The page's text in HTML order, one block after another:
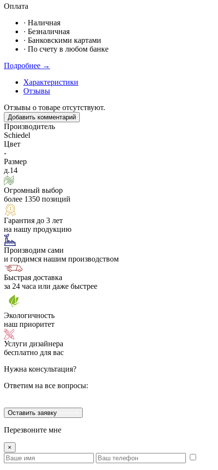
Оплата
· Наличная
· Безналичная
· Банковскими картами
· По счету в любом банке
Подробнее →
Характеристики
Отзывы
Отзывы о товаре отсутствуют.
Добавить комментарий
Производитель
Schiedel
Цвет
-
Размер
д.14
Огромный выбор
более 1350 позиций
Гарантия до 3 лет
на нашу продукцию
Производим сами
и гордимся нашим производством
Быстрая доставка
за 24 часа или даже быстрее
Экологичность
наш приоритет
Услуги дизайнера
бесплатно для вас
Нужна консультация?
Ответим на все вопросы:
Оставить заявку
Перезвоните мне
×